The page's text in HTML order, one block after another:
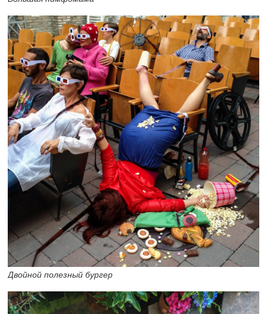
Двойной полезный бургер